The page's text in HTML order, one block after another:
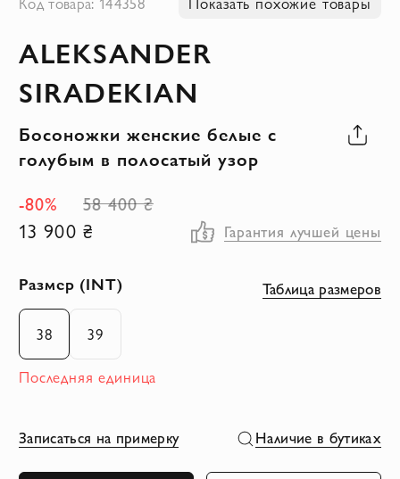
началу
изображений
ALEKSANDER
SIRADEKIAN
Босоножки женские белые с
голубым в полосатый узор
-80%
58 400 ₴
13 900 ₴ Гарантия лучшей цены
Размер (INT)
38
39
Последняя единица
Таблица размеров
Записаться на примерку Наличие в бутиках